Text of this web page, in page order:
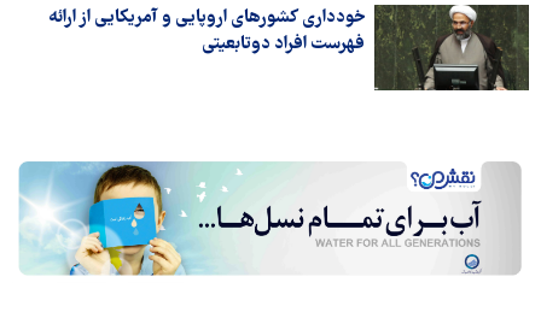
خودداری کشورهای اروپایی و آمریکایی از ارائه
فهرست افراد دوتابعیتی